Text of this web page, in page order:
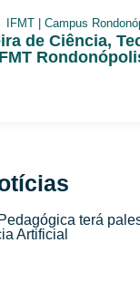
IFMT | Campus
de Ciência,
terá
Artificial